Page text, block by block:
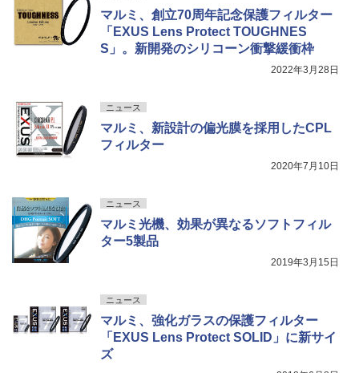
マルミ、創立70周年記念保護フィルター
「EXUS Lens Protect TOUGHNES
S」。新開発のシリコーン衝撃緩衝枠
2022年3月28日
ニュース
マルミ、新設計の偏光膜を採用したCPL
フィルター
2020年7月10日
ニュース
マルミ光機、効果が異なるソフトフィル
ター5製品
2019年3月15日
ニュース
マルミ、強化ガラスの保護フィルター
「EXUS Lens Protect SOLID」に新サイ
ズ